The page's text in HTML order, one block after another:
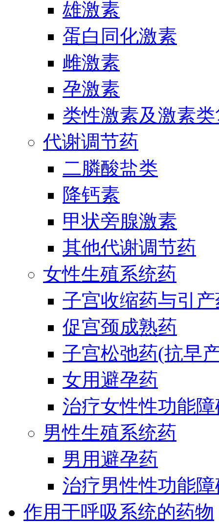
雄激素
蛋白同化激素
雌激素
孕激素
类性激素及激素
代谢调节药
二膦酸盐类
降钙素
甲状旁腺激素
其他代谢调节药
女性生殖系统药
子宫收缩药与引
促宫颈成熟药
子宫松弛药(抗早
女用避孕药
治疗女性性功能
男性生殖系统药
男用避孕药
治疗男性性功能
作用于呼吸系统的药物